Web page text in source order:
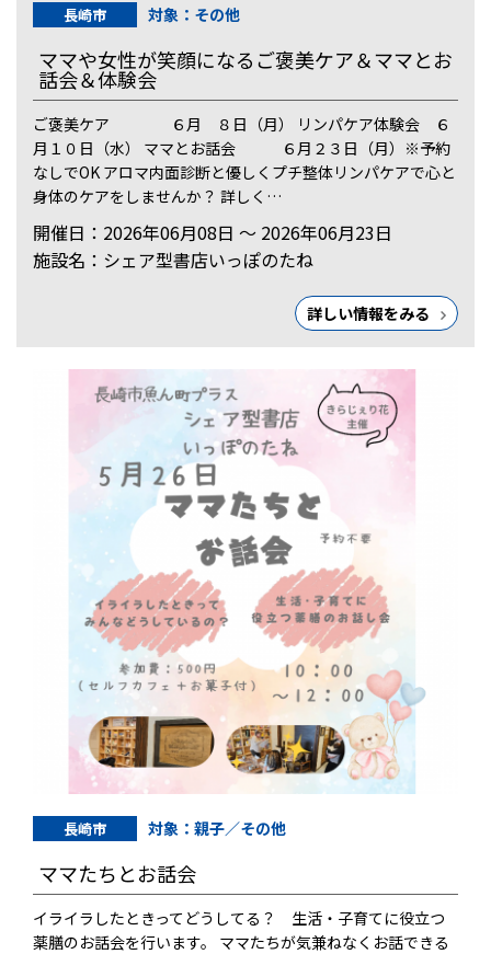
長崎市 対象：その他
ママや女性が笑顔になるご褒美ケア＆ママとお
話会＆体験会
ご褒美ケア ６月 ８日（月） リンパケア体験会 ６
月１０日（水） ママとお話会 ６月２３日（月）※予約
なしでOK アロマ内面診断と優しくプチ整体リンパケアで心と
身体のケアをしませんか？ 詳しく…
開催日：2026年06月08日 ～ 2026年06月23日
施設名：シェア型書店いっぽのたね
詳しい情報をみる
長崎市 対象：親子／その他
ママたちとお話会
イライラしたときってどうしてる？ 生活・子育てに役立つ
薬膳のお話会を行います。 ママたちが気兼ねなくお話できる